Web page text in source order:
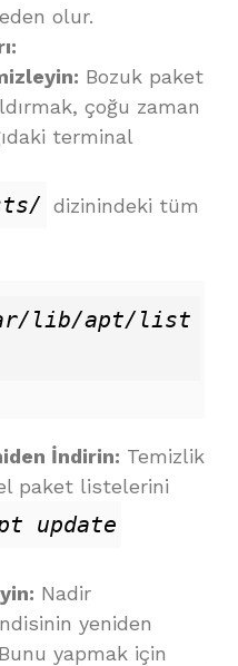
olur.
Bozuk paket
çoğu zaman
terminal
dizinindeki tüm
lib/apt/list
İndirin: Temizlik
paket listelerini
update
Nadir
yeniden
yapmak için